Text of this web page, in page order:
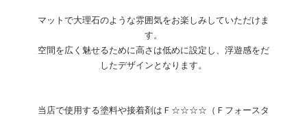
マットで大理石のような雰囲気をお楽しみしていただけま
す。
空間を広く魅せるために高さは低めに設定し、浮遊感をだ
したデザインとなります。
当店で使用する塗料や接着剤はＦ☆☆☆☆（Ｆフォースタ